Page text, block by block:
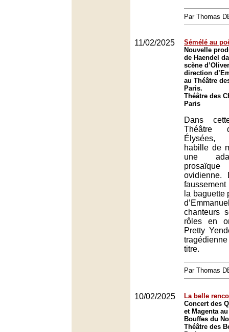
Par Thomas
11/02/2025
Sémélé au
Nouvelle
de Haendel
scène
direction
au Théâtre
Paris.
Théâtre des
Paris
Dans
Théâtre
Élysées,
habille de
une
ovidienne.
la baguette
chanteurs
rôles en
Pretty
titre.
Par Thomas
10/02/2025
La belle
Concert des
et Magenta
Bouffes du
Théâtre des